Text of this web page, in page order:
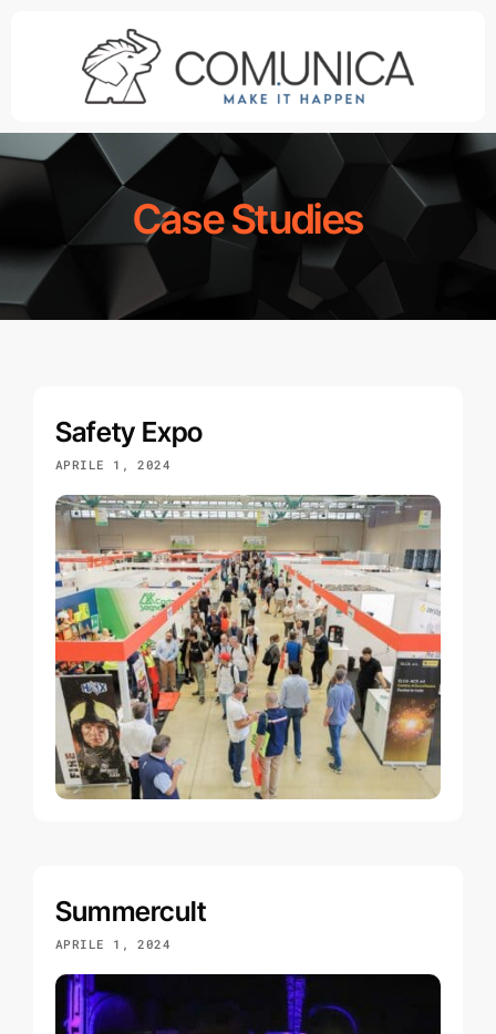
contenuto
Case Studies
Safety Expo
APRILE 1, 2024
Summercult
APRILE 1, 2024